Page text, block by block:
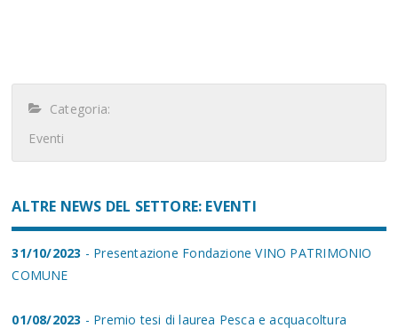
Categoria:
Eventi
ALTRE NEWS DEL SETTORE: EVENTI
31/10/2023 - Presentazione Fondazione VINO PATRIMONIO
COMUNE
01/08/2023 - Premio tesi di laurea Pesca e acquacoltura